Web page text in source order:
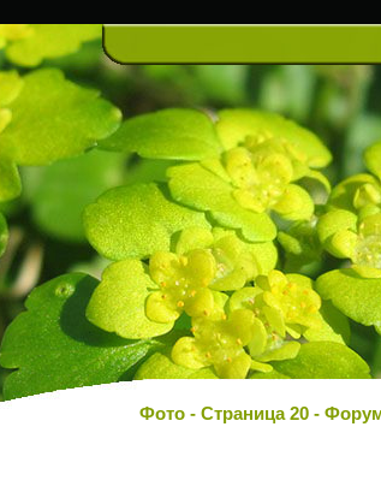
Фото - Страница 20 -